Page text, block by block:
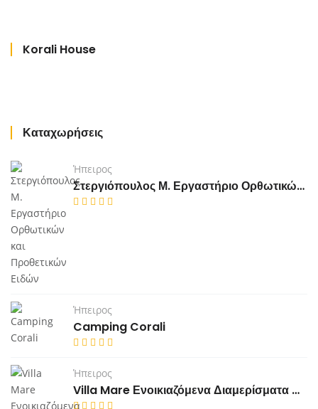
Korali House
Καταχωρήσεις
Ήπειρος
Στεργιόπουλος Μ. Εργαστήριο Ορθωτικών και Προθετικών Ειδών
Ήπειρος
Camping Corali
Ήπειρος
Villa Mare Ενοικιαζόμενα Διαμερίσματα Αμμουδιά Πρέβεζας